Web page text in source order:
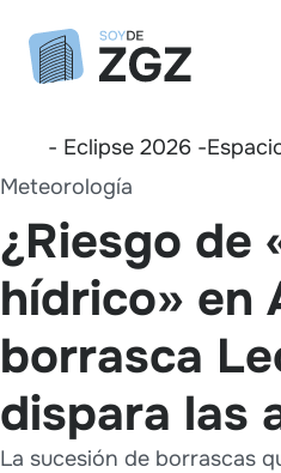
- Eclipse 2026 -
Meteorología
¿Riesgo de
hídrico» en
borrasca
dispara las
La sucesión de borrascas